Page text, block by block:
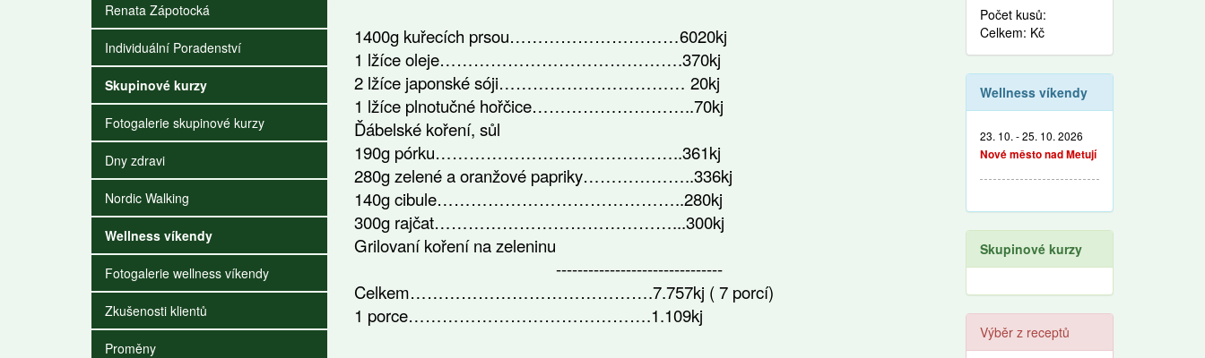
Renata Zápotocká
Individuální Poradenství
Skupinové kurzy
Fotogalerie skupinové kurzy
Dny zdravi
Nordic Walking
Wellness víkendy
Fotogalerie wellness víkendy
Zkušenosti klientů
Proměny
1400g kuřecích prsou…………………………6020kj
1 lžíce oleje…………………………………….370kj
2 lžíce japonské sóji…………………………… 20kj
1 lžíce plnotučné hořčice………………………..70kj
Ďábelské koření, sůl
190g pórku……………………………………..361kj
280g zelené a oranžové papriky………………..336kj
140g cibule……………………………………..280kj
300g rajčat……………………………………...300kj
Grilovaní koření na zeleninu
-------------------------------
Celkem…………………………………….7.757kj ( 7 porcí)
1 porce…………………………………….1.109kj
Počet kusů:
Celkem: Kč
Wellness víkendy
23. 10. - 25. 10. 2026
Nové město nad Metují
Skupinové kurzy
Výběr z receptů